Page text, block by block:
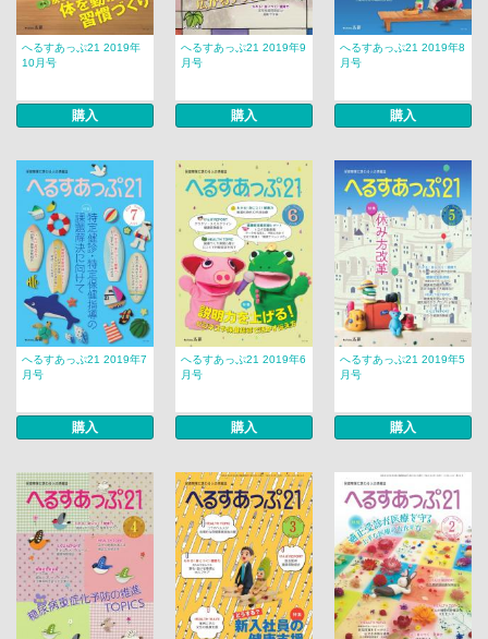
へるすあっぷ21 2019年
10月号
購入
へるすあっぷ21 2019年9
月号
購入
へるすあっぷ21 2019年8
月号
購入
へるすあっぷ21 2019年7
月号
購入
へるすあっぷ21 2019年6
月号
購入
へるすあっぷ21 2019年5
月号
購入